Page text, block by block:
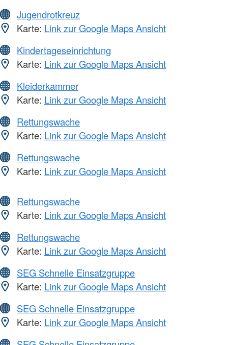
Jugendrotkreuz
Karte: Link zur Google Maps Ansicht
Kindertageseinrichtung
Karte: Link zur Google Maps Ansicht
Kleiderkammer
Karte: Link zur Google Maps Ansicht
Rettungswache
Karte: Link zur Google Maps Ansicht
Rettungswache
Karte: Link zur Google Maps Ansicht
Rettungswache
Karte: Link zur Google Maps Ansicht
Rettungswache
Karte: Link zur Google Maps Ansicht
SEG Schnelle Einsatzgruppe
Karte: Link zur Google Maps Ansicht
SEG Schnelle Einsatzgruppe
Karte: Link zur Google Maps Ansicht